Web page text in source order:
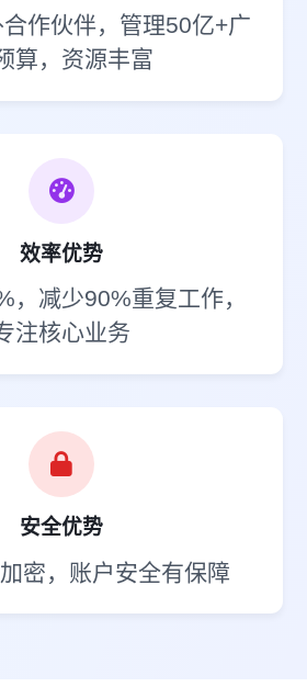
作伙伴，管理50亿+广
算，资源丰富
效率优势
，减少90%重复工作，
注核心业务
安全优势
密，账户安全有保障